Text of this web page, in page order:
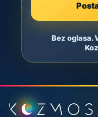
Bez oglasa.
Podnožje stranice